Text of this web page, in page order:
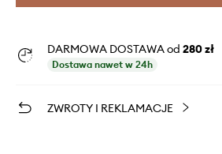
DARMOWA DOSTAWA od 280 zł
Dostawa nawet w 24h
ZWROTY I REKLAMACJE